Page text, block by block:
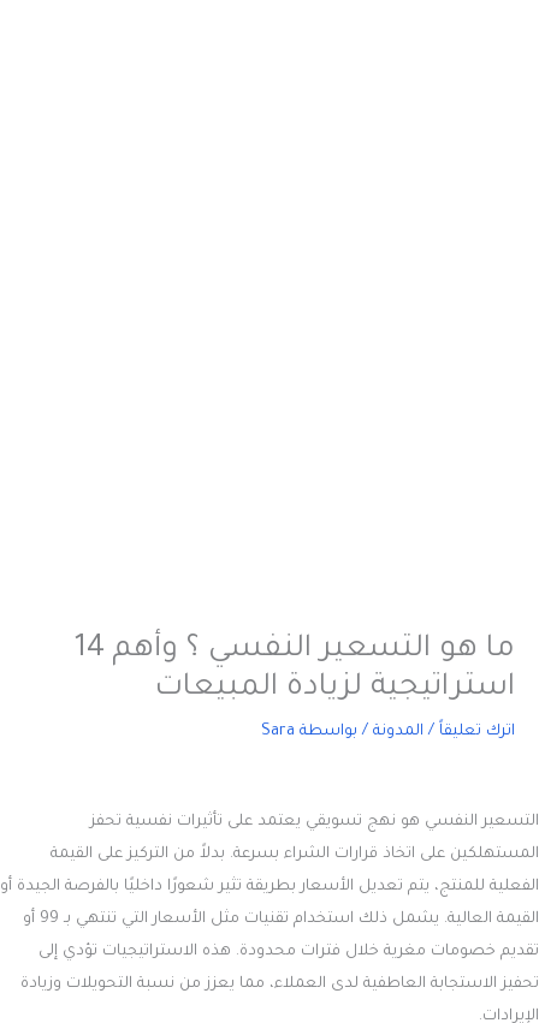
ما هو التسعير النفسي ؟ وأهم 14
استراتيجية لزيادة المبيعات
اترك تعليقاً / المدونة / بواسطة Sara
التسعير النفسي هو نهج تسويقي يعتمد على تأثيرات نفسية تحفز
المستهلكين على اتخاذ قرارات الشراء بسرعة. بدلاً من التركيز على القيمة
الفعلية للمنتج، يتم تعديل الأسعار بطريقة تثير شعورًا داخليًا بالفرصة الجيدة أو
القيمة العالية. يشمل ذلك استخدام تقنيات مثل الأسعار التي تنتهي بـ 99 أو
تقديم خصومات مغرية خلال فترات محدودة. هذه الاستراتيجيات تؤدي إلى
تحفيز الاستجابة العاطفية لدى العملاء، مما يعزز من نسبة التحويلات وزيادة
الإيرادات.